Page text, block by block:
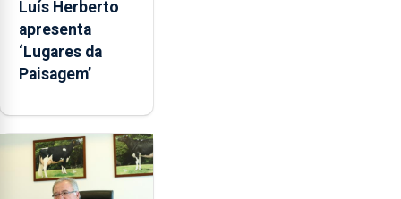
Luís Herberto
apresenta
‘Lugares da
Paisagem’